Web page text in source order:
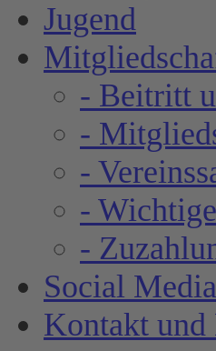
Jugend
- Beitritt
-
-
-
-
Social Media
Kontakt und